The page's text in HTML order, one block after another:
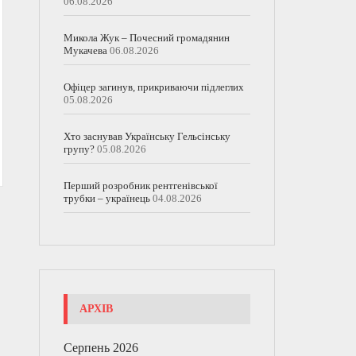
Микола Жук – Почесний громадянин
Мукачева 06.08.2026
Офіцер загинув, прикриваючи підлеглих
05.08.2026
Хто заснував Українську Гельсінську
групу? 05.08.2026
Перший розробник рентгенівської
трубки – українець 04.08.2026
АРХІВ
Серпень 2026